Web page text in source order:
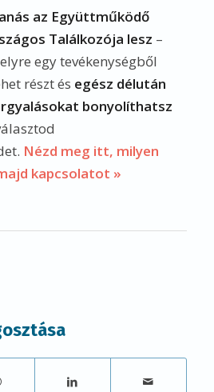
az Együttműködő
Találkozója lesz –
egy tevékenységből
részt és egész délután
bonyolíthatsz
Nézd meg itt, milyen
kapcsolatot »